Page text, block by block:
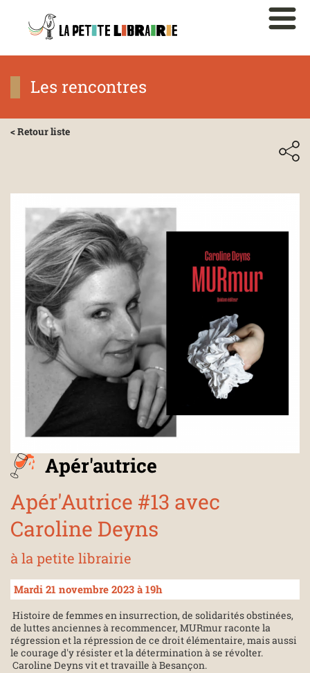
Les rencontres
< Retour liste
Apér'autrice
Apér'Autrice #13 avec
Caroline Deyns
à la petite librairie
Mardi 21 novembre 2023 à 19h
Histoire de femmes en insurrection, de solidarités obstinées,
de luttes anciennes à recommencer, MURmur raconte la
régression et la répression de ce droit élémentaire, mais aussi
le courage d'y résister et la détermination à se révolter.
Caroline Deyns vit et travaille à Besançon.